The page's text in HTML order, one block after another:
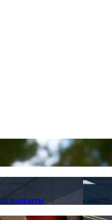
выплаты